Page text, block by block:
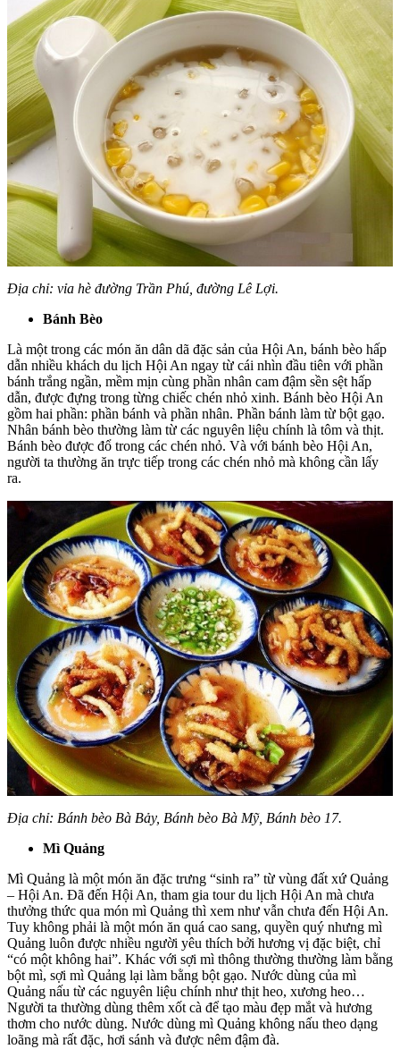
Địa chỉ: vỉa hè đường Trần Phú, đường Lê Lợi.
Bánh Bèo
Là một trong các món ăn dân dã đặc sản của Hội An, bánh bèo hấp
dẫn nhiều khách du lịch Hội An ngay từ cái nhìn đầu tiên với phần
bánh trắng ngần, mềm mịn cùng phần nhân cam đậm sền sệt hấp
dẫn, được đựng trong từng chiếc chén nhỏ xinh. Bánh bèo Hội An
gồm hai phần: phần bánh và phần nhân. Phần bánh làm từ bột gạo.
Nhân bánh bèo thường làm từ các nguyên liệu chính là tôm và thịt.
Bánh bèo được đổ trong các chén nhỏ. Và với bánh bèo Hội An,
người ta thường ăn trực tiếp trong các chén nhỏ mà không cần lấy
ra.
Địa chỉ: Bánh bèo Bà Bảy, Bánh bèo Bà Mỹ, Bánh bèo 17.
Mì Quảng
Mì Quảng là một món ăn đặc trưng “sinh ra” từ vùng đất xứ Quảng
– Hội An. Đã đến Hội An, tham gia tour du lịch Hội An mà chưa
thưởng thức qua món mì Quảng thì xem như vẫn chưa đến Hội An.
Tuy không phải là một món ăn quá cao sang, quyền quý nhưng mì
Quảng luôn được nhiều người yêu thích bởi hương vị đặc biệt, chỉ
“có một không hai”. Khác với sợi mì thông thường thường làm bằng
bột mì, sợi mì Quảng lại làm bằng bột gạo. Nước dùng của mì
Quảng nấu từ các nguyên liệu chính như thịt heo, xương heo…
Người ta thường dùng thêm xốt cà để tạo màu đẹp mắt và hương
thơm cho nước dùng. Nước dùng mì Quảng không nấu theo dạng
loãng mà rất đặc, hơi sánh và được nêm đậm đà.